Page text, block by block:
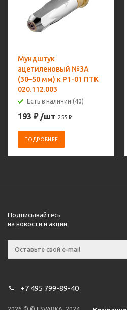
Мундштук
ацетиленовый №3А
(30–50 мм) к Р1-01 ПТК
020.112.003
Есть в наличии (40)
193 ₽ /шт 255₽
ПОДРОБНЕЕ
Подписывайтесь
на новости и акции
+7 495 799-89-40